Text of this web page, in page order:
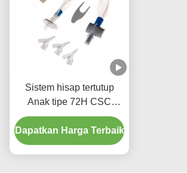
Sistem hisap tertutup
Anak tipe 72H CSC
Perlengkapan medis
sekali pakai
Dapatkan Harga Terbaik